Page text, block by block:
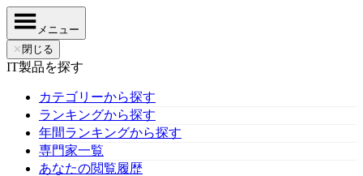
メニュー
✕ 閉じる
IT製品を探す
カテゴリーから探す
ランキングから探す
年間ランキングから探す
専門家一覧
あなたの閲覧履歴